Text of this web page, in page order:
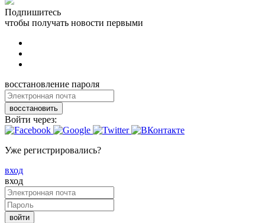
Подпишитесь
чтобы получать новости первыми
восстановление пароля
восстановить
Войти через:
Уже регистрировались?
вход
вход
войти